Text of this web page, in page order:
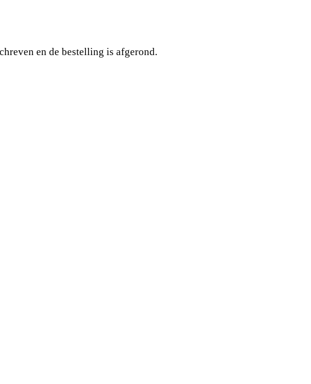
en de bestelling is afgerond.